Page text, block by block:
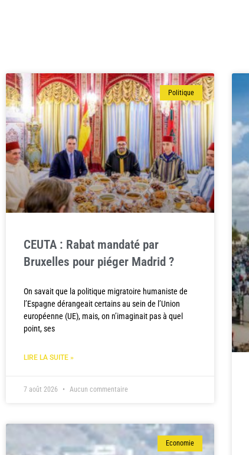
Politique
CEUTA : Rabat mandaté par
Bruxelles pour piéger Madrid ?
On savait que la politique migratoire humaniste de
l’Espagne dérangeait certains au sein de l’Union
européenne (UE), mais, on n’imaginait pas à quel
point, ses
LIRE LA SUITE »
7 août 2026 Aucun commentaire
Economie